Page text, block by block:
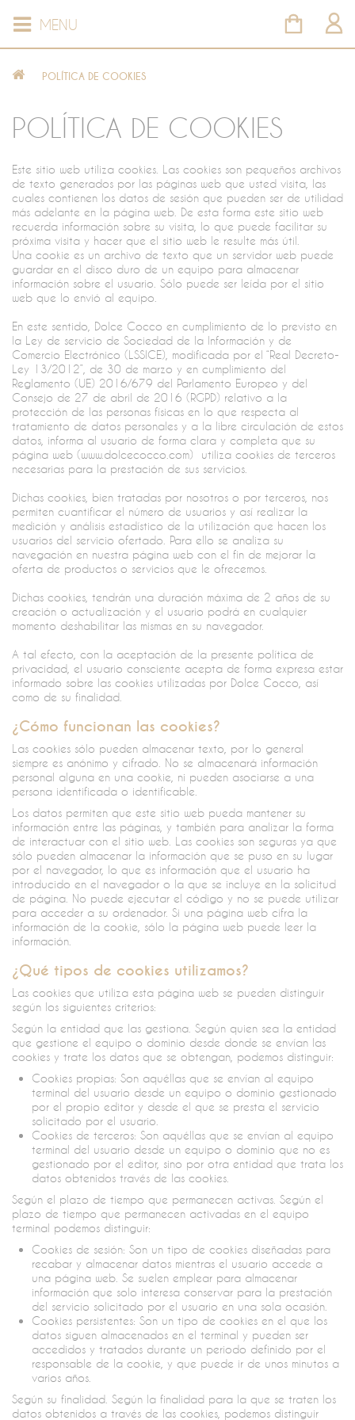
MENU
POLÍTICA DE COOKIES
POLÍTICA DE COOKIES
Este sitio web utiliza cookies. Las cookies son pequeños archivos
de texto generados por las páginas web que usted visita, las
cuales contienen los datos de sesión que pueden ser de utilidad
más adelante en la página web. De esta forma este sitio web
recuerda información sobre su visita, lo que puede facilitar su
próxima visita y hacer que el sitio web le resulte más útil.
Una cookie es un archivo de texto que un servidor web puede
guardar en el disco duro de un equipo para almacenar
información sobre el usuario. Sólo puede ser leída por el sitio
web que lo envió al equipo.
En este sentido, Dolce Cocco en cumplimiento de lo previsto en
la Ley de servicio de Sociedad de la Información y de
Comercio Electrónico (LSSICE), modificada por el “Real Decreto-
Ley 13/2012”, de 30 de marzo y en cumplimiento del
Reglamento (UE) 2016/679 del Parlamento Europeo y del
Consejo de 27 de abril de 2016 (RGPD) relativo a la
protección de las personas físicas en lo que respecta al
tratamiento de datos personales y a la libre circulación de estos
datos, informa al usuario de forma clara y completa que su
página web (www.dolcecocco.com) utiliza cookies de terceros
necesarias para la prestación de sus servicios.
Dichas cookies, bien tratadas por nosotros o por terceros, nos
permiten cuantificar el número de usuarios y así realizar la
medición y análisis estadístico de la utilización que hacen los
usuarios del servicio ofertado. Para ello se analiza su
navegación en nuestra página web con el fin de mejorar la
oferta de productos o servicios que le ofrecemos.
Dichas cookies, tendrán una duración máxima de 2 años de su
creación o actualización y el usuario podrá en cualquier
momento deshabilitar las mismas en su navegador.
A tal efecto, con la aceptación de la presente política de
privacidad, el usuario consciente acepta de forma expresa estar
informado sobre las cookies utilizadas por Dolce Cocco, así
como de su finalidad.
¿Cómo funcionan las cookies?
Las cookies sólo pueden almacenar texto, por lo general
siempre es anónimo y cifrado. No se almacenará información
personal alguna en una cookie, ni pueden asociarse a una
persona identificada o identificable.
Los datos permiten que este sitio web pueda mantener su
información entre las páginas, y también para analizar la forma
de interactuar con el sitio web. Las cookies son seguras ya que
sólo pueden almacenar la información que se puso en su lugar
por el navegador, lo que es información que el usuario ha
introducido en el navegador o la que se incluye en la solicitud
de página. No puede ejecutar el código y no se puede utilizar
para acceder a su ordenador. Si una página web cifra la
información de la cookie, sólo la página web puede leer la
información.
¿Qué tipos de cookies utilizamos?
Las cookies que utiliza esta página web se pueden distinguir
según los siguientes criterios:
Según la entidad que las gestiona. Según quien sea la entidad
que gestione el equipo o dominio desde donde se envían las
cookies y trate los datos que se obtengan, podemos distinguir:
Cookies propias: Son aquéllas que se envían al equipo
terminal del usuario desde un equipo o dominio gestionado
por el propio editor y desde el que se presta el servicio
solicitado por el usuario.
Cookies de terceros: Son aquéllas que se envían al equipo
terminal del usuario desde un equipo o dominio que no es
gestionado por el editor, sino por otra entidad que trata los
datos obtenidos través de las cookies.
Según el plazo de tiempo que permanecen activas. Según el
plazo de tiempo que permanecen activadas en el equipo
terminal podemos distinguir:
Cookies de sesión: Son un tipo de cookies diseñadas para
recabar y almacenar datos mientras el usuario accede a
una página web. Se suelen emplear para almacenar
información que solo interesa conservar para la prestación
del servicio solicitado por el usuario en una sola ocasión.
Cookies persistentes: Son un tipo de cookies en el que los
datos siguen almacenados en el terminal y pueden ser
accedidos y tratados durante un periodo definido por el
responsable de la cookie, y que puede ir de unos minutos a
varios años.
Según su finalidad. Según la finalidad para la que se traten los
datos obtenidos a través de las cookies, podemos distinguir